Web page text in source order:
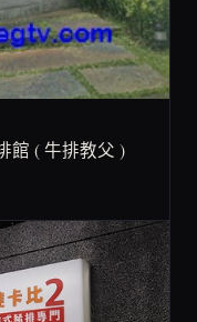
館 ( 牛排教父 )